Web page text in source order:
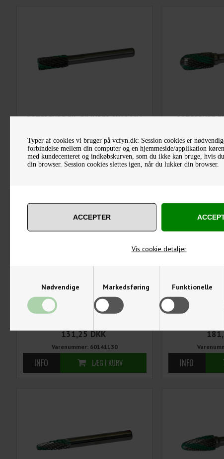
Typer af cookies vi bruger på vcfyn.dk: Session cookies er
forbindelse mellem din computer og en hjemmeside/applikation
med kundecenteret og indkøbskurven, som du ikke kan bruge, hvis
din browser. Session cookies slettes igen, når du lukker din browser.
Vis cookie detaljer
Nødvendige Markedsføring Funktionelle
ROTERENDE FIL CYLINDER 8X18 MM
163,25 DKK
Varenummer: 60124130
ROTERENDE
ROTERENDE FIL KUGLEFORM 8X7 MM
131,25 DKK
Varenummer: 60141130
ROTERENDE